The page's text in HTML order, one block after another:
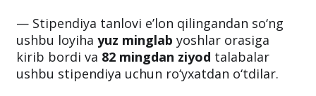
— Stipendiya tanlovi e’lon qilingandan so‘ng
ushbu loyiha yuz minglab yoshlar orasiga
kirib bordi va 82 mingdan ziyod talabalar
ushbu stipendiya uchun ro‘yxatdan o‘tdilar.